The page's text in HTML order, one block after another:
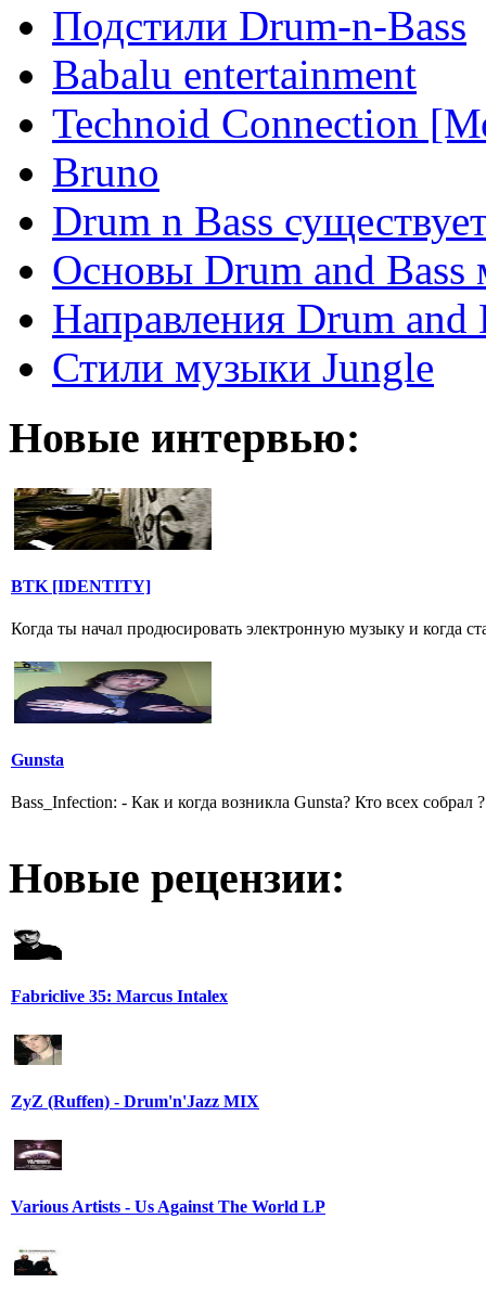
Подстили Drum-n-Bass
Babalu entertainment
Technoid Connection
Bruno
Drum n Bass
Основы Drum and Bass
Направления Drum and
Стили музыки Jungle
Новые интервью:
BTK [IDENTITY]
Когда ты начал продюсировать электронную музыку и когда
Gunsta
Bass_Infection: - Как и когда возникла Gunsta? Кто всех собрал ?
Новые рецензии:
Fabriclive 35: Marcus Intalex
ZyZ (Ruffen) - Drum'n'Jazz MIX
Various Artists - Us Against The World LP